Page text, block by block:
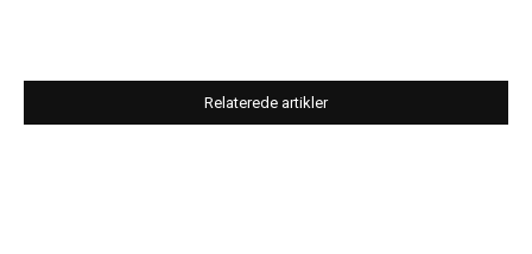
Relaterede artikler